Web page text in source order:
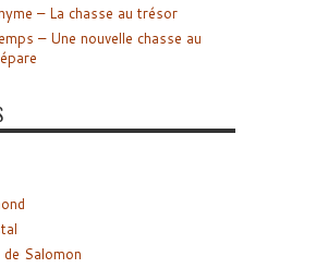
– La chasse au trésor
– Une nouvelle chasse au
de Salomon